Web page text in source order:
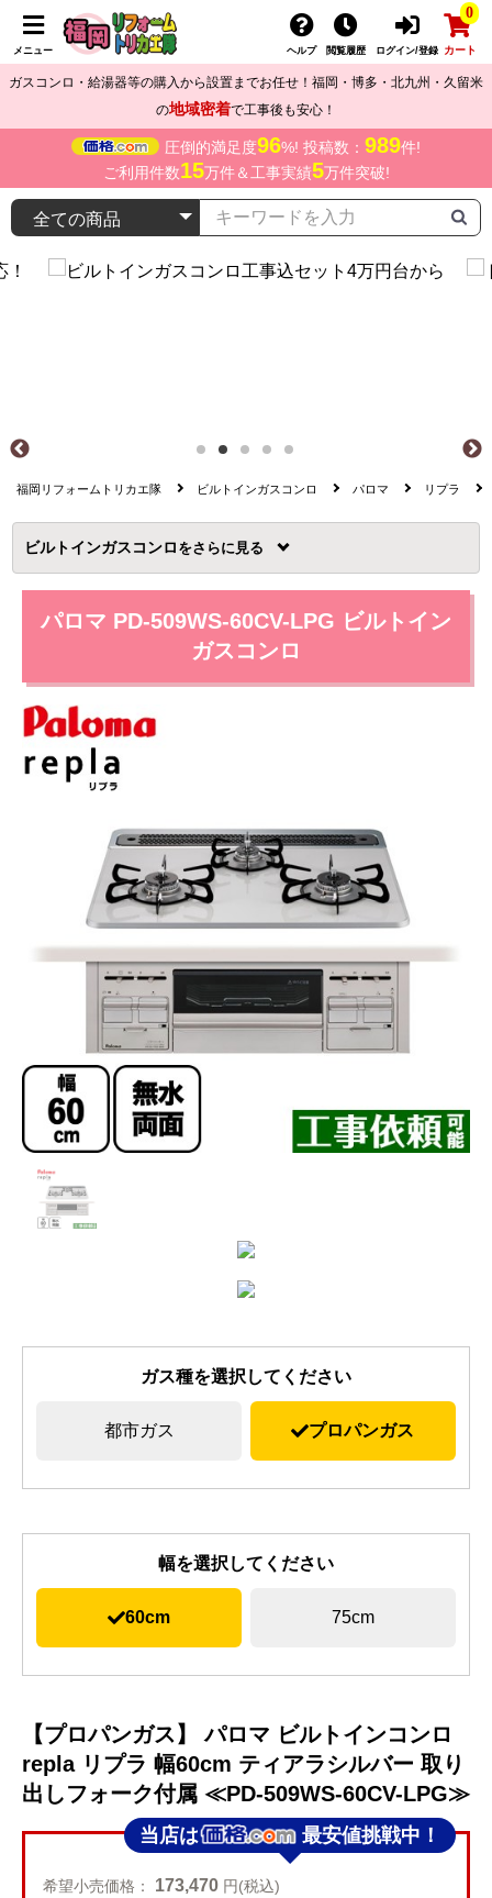
メニュー ヘルプ 閲覧履歴 ログイン/登録
0
カート
ガスコンロ・給湯器等の購入から設置までお任せ！福岡・博多・北九州・久留米
の地域密着で工事後も安心！
圧倒的満足度96%! 投稿数： 989件!
ご利用件数15万件＆工事実績5万件突破!
福岡リフォームトリカエ隊 ビルトインガスコンロ パロマ リプラ
ビルトインガスコンロ を
パロマ PD-509WS-60CV-LPG ビルトイン
ガスコンロ
ガス種を選択してください
都市ガス プロパンガス
幅を選択してください
60cm 75cm
【プロパンガス】 パロマ ビルトインコンロ
repla リプラ 幅60cm ティアラシルバー 取り
出しフォーク付属 ≪PD-509WS-60CV-LPG≫
当店は 最安値挑戦中！
希望小売価格： 173,470 円(税込)